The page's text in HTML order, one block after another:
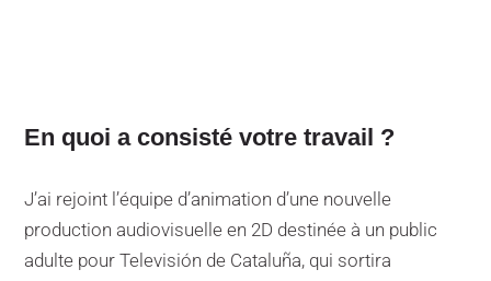
En quoi a consisté votre travail ?
J’ai rejoint l’équipe d’animation d’une nouvelle
production audiovisuelle en 2D destinée à un public
adulte pour Televisión de Cataluña, qui sortira